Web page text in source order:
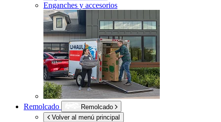
Enganches y accesorios
Remolcado
Remolcado
Volver al menú principal